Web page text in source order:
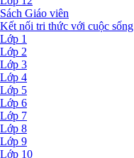
Sách Giáo viên
Kết nối tri thức với cuộc sống
Lớp 1
Lớp 2
Lớp 3
Lớp 4
Lớp 5
Lớp 6
Lớp 7
Lớp 8
Lớp 9
Lớp 10